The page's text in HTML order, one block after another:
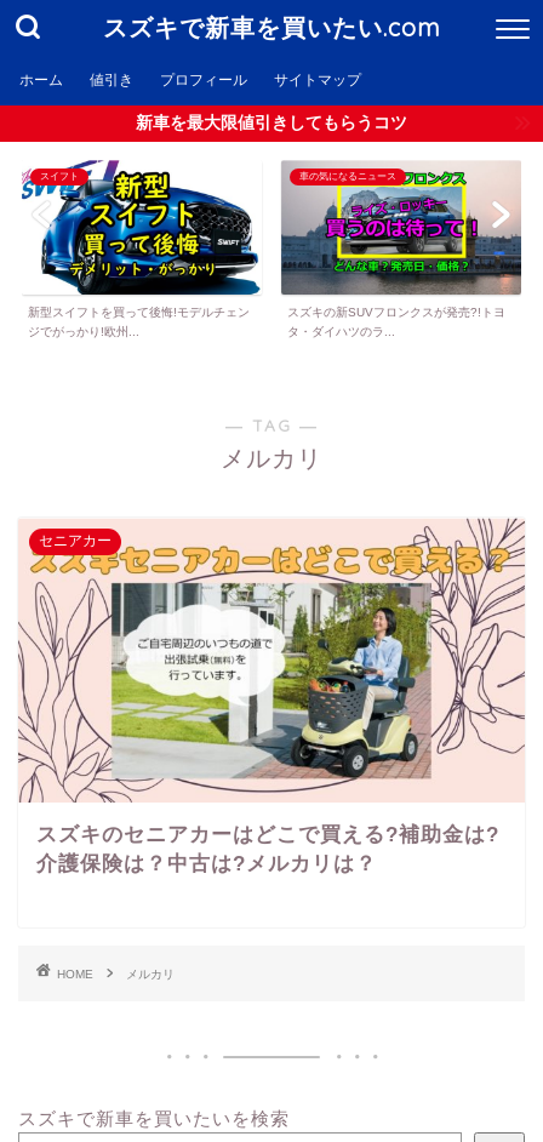
スズキで新車を買いたい.com
ホーム 値引き プロフィール サイトマップ
新車を最大限値引きしてもらうコツ
スイフト
新型スイフトを買って後悔!モデルチェン
ジでがっかり!欧州...
車の気になるニュース
スズキの新SUVフロンクスが発売?!トヨ
タ・ダイハツのラ...
― TAG ―
メルカリ
セニアカー
スズキのセニアカーはどこで買える?補助金は?
介護保険は？中古は?メルカリは？
HOME メルカリ
スズキで新車を買いたいを検索